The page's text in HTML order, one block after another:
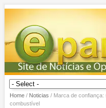
Home/ Noticias / Marca de
combustível